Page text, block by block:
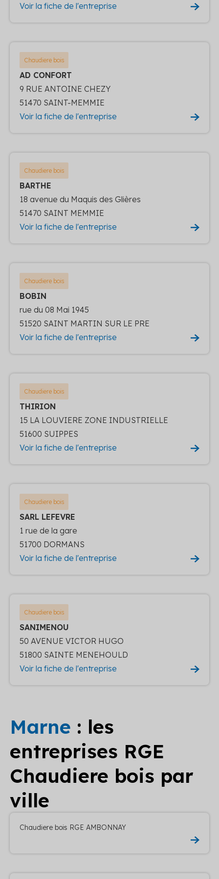
Voir la fiche de l'entreprise
Chaudiere bois
AD CONFORT
9 RUE ANTOINE CHEZY
51470 SAINT-MEMMIE
Voir la fiche de l'entreprise
Chaudiere bois
BARTHE
18 avenue du Maquis des Glières
51470 SAINT MEMMIE
Voir la fiche de l'entreprise
Chaudiere bois
BOBIN
rue du 08 Mai 1945
51520 SAINT MARTIN SUR LE PRE
Voir la fiche de l'entreprise
Chaudiere bois
THIRION
15 LA LOUVIERE ZONE INDUSTRIELLE
51600 SUIPPES
Voir la fiche de l'entreprise
Chaudiere bois
SARL LEFEVRE
1 rue de la gare
51700 DORMANS
Voir la fiche de l'entreprise
Chaudiere bois
SANIMENOU
50 AVENUE VICTOR HUGO
51800 SAINTE MENEHOULD
Voir la fiche de l'entreprise
Marne : les
entreprises RGE
Chaudiere bois par
ville
Chaudiere bois RGE AMBONNAY